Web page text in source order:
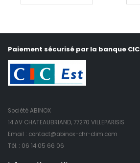
Paiement sécurisé par la banque CIC
Société ABINOX
14 AV CHATEAUBRIAND, 77270 VILLEPARISIS
Email : contact@abinox-chr-clim.com
Tél. : 06 14 05 66 06